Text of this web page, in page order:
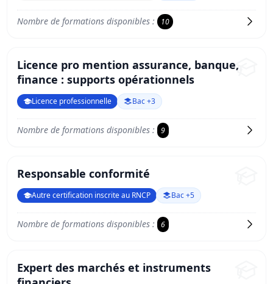
Nombre de formations disponibles : 10
Licence pro mention assurance, banque,
finance : supports opérationnels
Licence professionnelle Bac +3
Nombre de formations disponibles : 9
Responsable conformité
Autre certification inscrite au RNCP Bac +5
Nombre de formations disponibles : 6
Expert des marchés et instruments